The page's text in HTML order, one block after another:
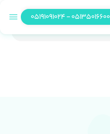
05135016600 - 05191091024